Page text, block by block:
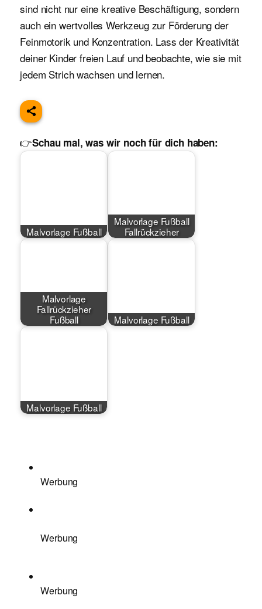
sind nicht nur eine kreative Beschäftigung, sondern
auch ein wertvolles Werkzeug zur Förderung der
Feinmotorik und Konzentration. Lass der Kreativität
deiner Kinder freien Lauf und beobachte, wie sie mit
jedem Strich wachsen und lernen.
👉Schau mal, was wir noch für dich haben:
Malvorlage Fußball
Malvorlage Fußball
Fallrückzieher
Malvorlage
Fallrückzieher
Fußball
Malvorlage Fußball
Malvorlage Fußball
Werbung
Werbung
Werbung